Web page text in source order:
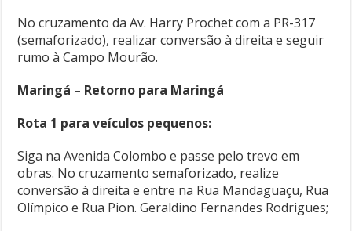
No cruzamento da Av. Harry Prochet com a PR-317
(semaforizado), realizar conversão à direita e seguir
rumo à Campo Mourão.
Maringá – Retorno para Maringá
Rota 1 para veículos pequenos:
Siga na Avenida Colombo e passe pelo trevo em
obras. No cruzamento semaforizado, realize
conversão à direita e entre na Rua Mandaguaçu, Rua
Olímpico e Rua Pion. Geraldino Fernandes Rodrigues;